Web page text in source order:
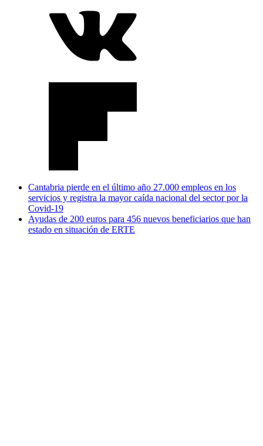
Cantabria pierde en el último año 27.000 empleos en los
servicios y registra la mayor caída nacional del sector por la
Covid-19
Ayudas de 200 euros para 456 nuevos beneficiarios que han
estado en situación de ERTE